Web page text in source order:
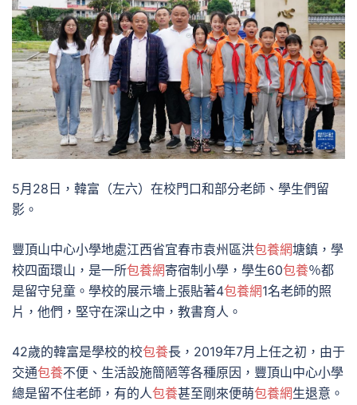
5月28日，韓富（左六）在校門口和部分老師、學生們留
影。
豐頂山中心小學地處江西省宜春市袁州區洪包養網塘鎮，學
校四面環山，是一所包養網寄宿制小學，學生60包養％都
是留守兒童。學校的展示墻上張貼著4包養網1名老師的照
片，他們，堅守在深山之中，教書育人。
42歲的韓富是學校的校包養長，2019年7月上任之初，由于
交通包養不便、生活設施簡陋等各種原因，豐頂山中心小學
總是留不住老師，有的人包養甚至剛來便萌包養網生退意。